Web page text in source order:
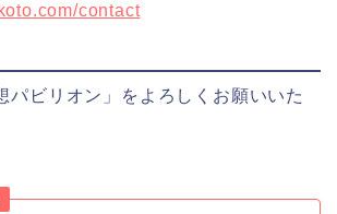
contact
パビリオン」をよろしくお願いいた